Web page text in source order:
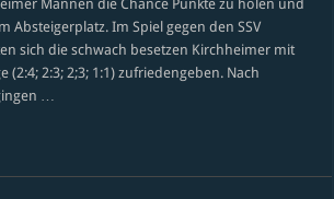
Mannen die Chance Punkte zu holen und
Absteigerplatz. Im Spiel gegen den SSV
sich die schwach besetzen Kirchheimer mit
(2:4; 2:3; 2;3; 1:1) zufriedengeben. Nach
…